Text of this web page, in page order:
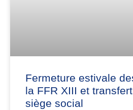
Fermeture estivale
la FFR XIII et
siège social